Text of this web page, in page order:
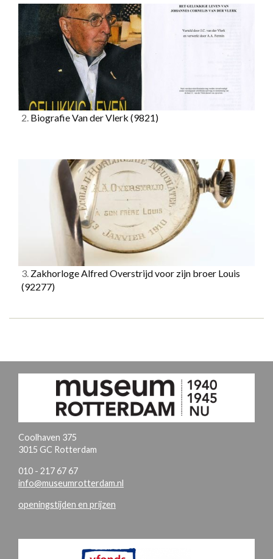
2. Biografie Van der Vlerk (9821)
3. Zakhorloge Alfred Overstrijd voor zijn broer Louis
(92277)
Coolhaven 375
3015 GC Rotterdam
010 - 217 67 67
info@museumrotterdam.nl
openingstijden en prijzen